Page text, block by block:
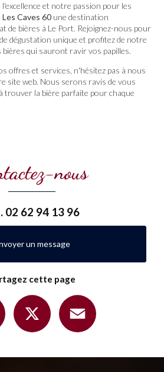
et notre passion pour les
Les Caves 60 une destination
de bières à Le Port. Rejoignez-nous pour
dégustation unique et profitez de notre
qui sauront ravir vos papilles.
offres et services, n'hésitez pas à nous
site web. Nous serons ravis de vous
trouver la bière parfaite pour chaque
nous
02 62 94 13 96
un message
cette page
Facebook